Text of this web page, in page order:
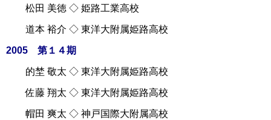
松田 美徳 ◇ 姫路工業高校
道本 裕介 ◇ 東洋大附属姫路高校
2005 第１４期
的埜 敬太 ◇ 東洋大附属姫路高校
佐藤 翔太 ◇ 東洋大附属姫路高校
帽田 爽太 ◇ 神戸国際大附属高校